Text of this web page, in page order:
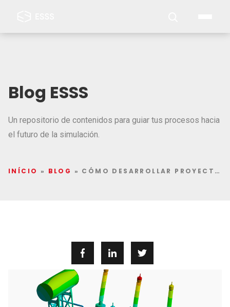
Blog ESSS
Un repositorio de contenidos para guiar tus procesos hacia
el futuro de la simulación.
INÍCIO » BLOG » CÓMO DESARROLLAR PROYECTOS DE TRANSFORMADORES CON SIMULACIÓN